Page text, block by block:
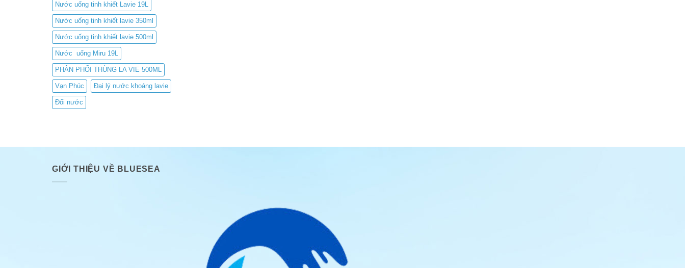
Nước uống tinh khiết Lavie 19L
Nước uống tinh khiết lavie 350ml
Nước uống tinh khiết lavie 500ml
Nước uống Miru 19L
PHÂN PHỐI THÙNG LA VIE 500ML
Vạn Phúc Đại lý nước khoáng lavie
Đổi nước
GIỚI THIỆU VỀ BLUESEA